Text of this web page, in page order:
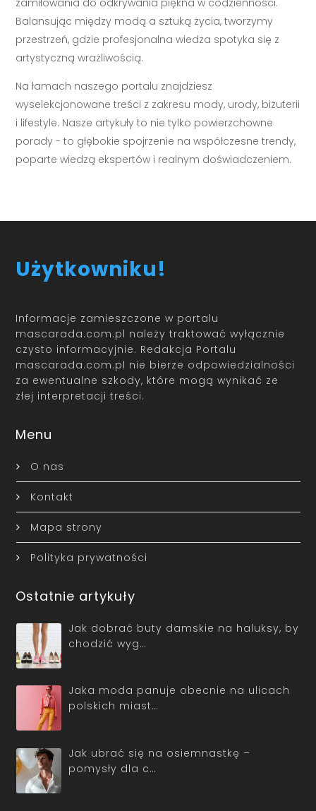
zamiłowania do odkrywania piękna w codzienności.
Balansując między modą a sztuką życia, tworzymy
przestrzeń, gdzie profesjonalna wiedza spotyka się z
artystyczną wrażliwością.
Na łamach naszego portalu znajdziesz
wyselekcjonowane treści z zakresu mody, urody, biżuterii
i lifestyle. Nasze artykuły to nie tylko powierzchowne
porady - to głębokie spojrzenie na współczesne trendy,
poparte wiedzą ekspertów i realnym doświadczeniem.
Użytkowniku!
Informacje zamieszczone w portalu
mascarada.com.pl należy traktować wyłącznie
czysto informacyjnie. Redakcja Portalu
mascarada.com.pl nie bierze odpowiedzialności
za ewentualne szkody, które mogą wynikać ze
złej interpretacji treści.
Menu
O nas
Kontakt
Mapa strony
Polityka prywatności
Ostatnie artykuły
Jak dobrać buty damskie na haluksy, by
chodzić wyg…
Jaka moda panuje obecnie na ulicach
polskich miast…
Jak ubrać się na osiemnastkę –
pomysły dla c…